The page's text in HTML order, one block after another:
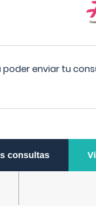
poder enviar tu
consultas